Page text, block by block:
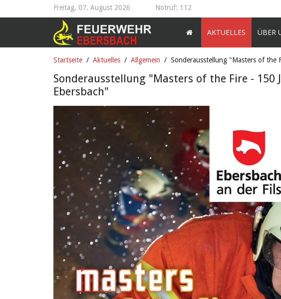
Freitag, 07. August 2026 Notruf: 112
AKTUELLES ÜBER
Startseite Aktuelles Allgemein Sonderausstellung "Masters of the
Sonderausstellung "Masters of the Fire - 150
Ebersbach"